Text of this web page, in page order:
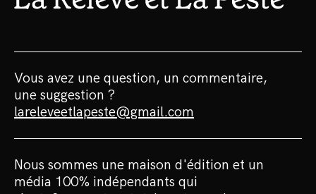
Vous avez une question, un commentaire,
une suggestion ?
lareleveetlapeste@gmail.com
Nous sommes une maison d'édition et un
média 100% indépendants qui